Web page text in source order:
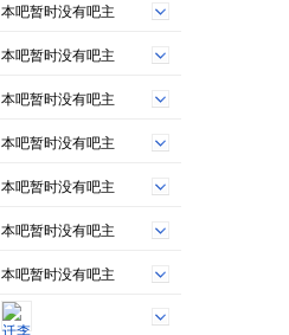
本吧暂时没有吧主
本吧暂时没有吧主
本吧暂时没有吧主
本吧暂时没有吧主
本吧暂时没有吧主
本吧暂时没有吧主
本吧暂时没有吧主